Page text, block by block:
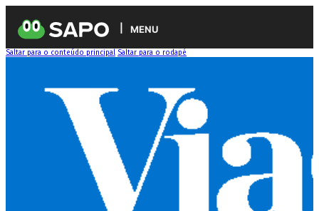
MENU
Saltar para o conteúdo principal Saltar para o rodapé